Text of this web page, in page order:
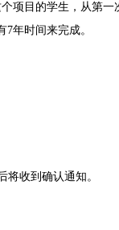
收到确认通知。
项目的学生，从第一
7年时间来完成。